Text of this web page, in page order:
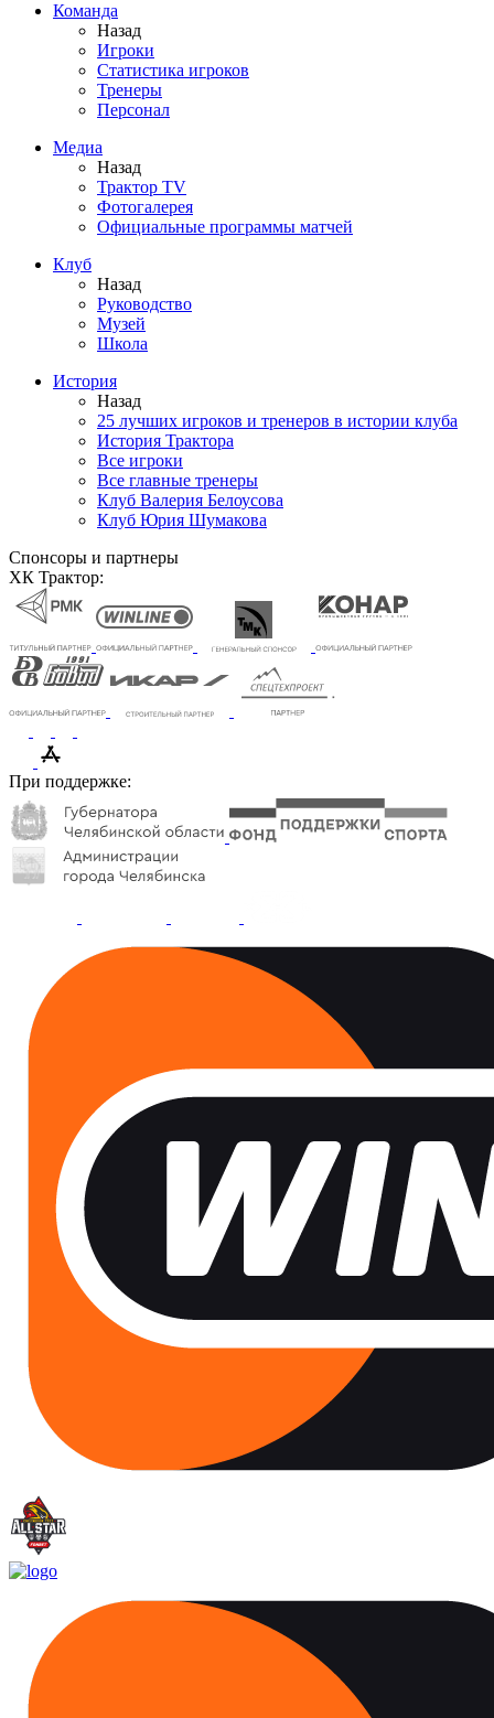
Команда
Назад
Игроки
Статистика игроков
Тренеры
Персонал
Медиа
Назад
Трактор TV
Фотогалерея
Официальные программы матчей
Клуб
Назад
Руководство
Музей
Школа
История
Назад
25 лучших игроков и тренеров в истории клуба
История Трактора
Все игроки
Все главные тренеры
Клуб Валерия Белоусова
Клуб Юрия Шумакова
Спонсоры и партнеры
ХК Трактор:
При поддержке: